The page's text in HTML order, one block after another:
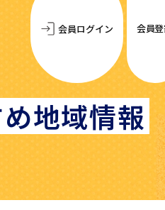
地域情報
会員ログイン 会員